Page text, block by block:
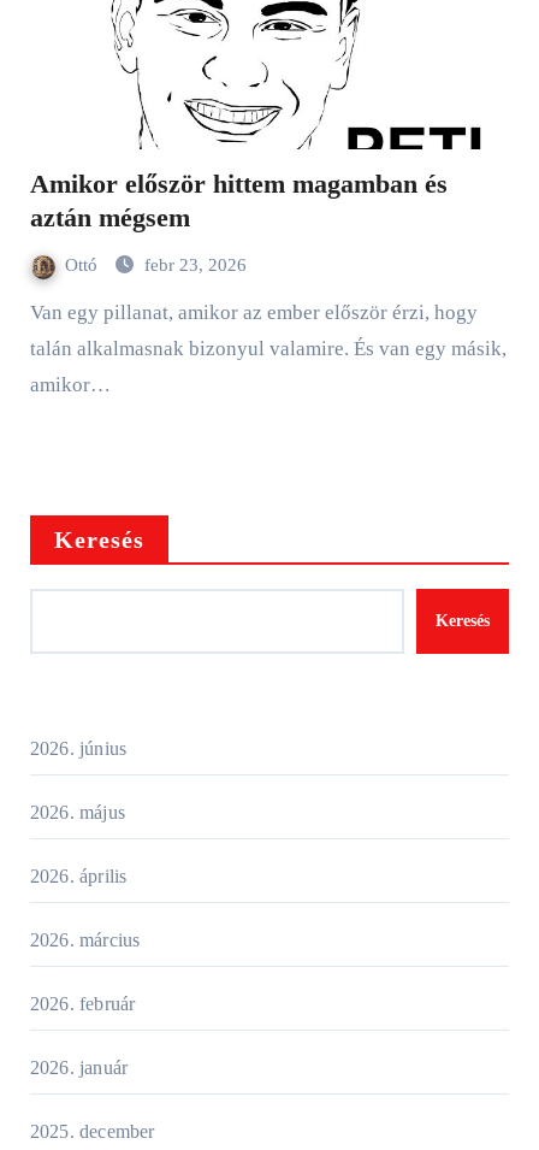
Amikor először hittem magamban és
aztán mégsem
Ottó febr 23, 2026
Van egy pillanat, amikor az ember először érzi, hogy
talán alkalmasnak bizonyul valamire. És van egy másik,
amikor…
Keresés
Keresés
2026. június
2026. május
2026. április
2026. március
2026. február
2026. január
2025. december